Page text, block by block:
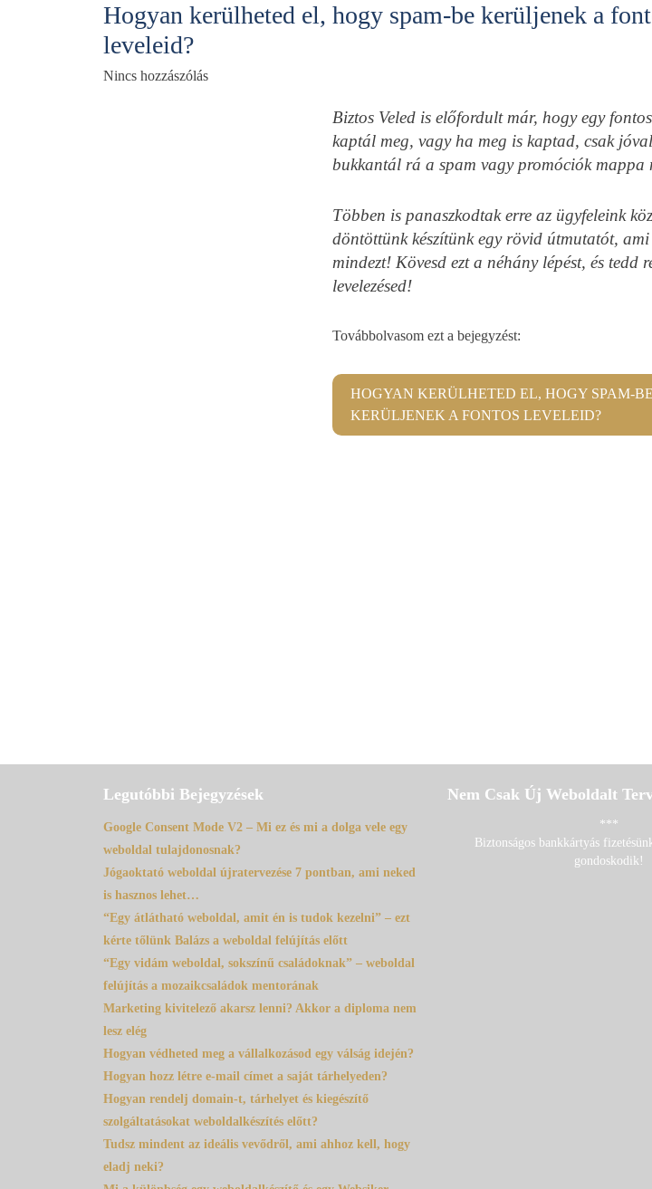
Hogyan kerülheted el, hogy spam-be kerüljenek a
leveleid?
Nincs hozzászólás
Biztos Veled is előfordult már, hogy egy
kaptál meg, vagy ha meg is kaptad, csak
bukkantál rá a spam vagy promóciók mappa
Többen is panaszkodtak erre az ügyfeleink
döntöttünk készítünk egy rövid útmutatót,
mindezt! Kövesd ezt a néhány lépést, és tedd
levelezésed!
Továbbolvasom ezt a bejegyzést:
HOGYAN KERÜLHETED EL, HOGY SPAM-BE
KERÜLJENEK A FONTOS LEVELEID?
Legutóbbi Bejegyzések
Google Consent Mode V2 – Mi ez és mi a dolga vele egy
weboldal tulajdonosnak?
Jógaoktató weboldal újratervezése 7 pontban, ami neked
is hasznos lehet…
“Egy átlátható weboldal, amit én is tudok kezelni” – ezt
kérte tőlünk Balázs a weboldal felújítás előtt
“Egy vidám weboldal, sokszínű családoknak” – weboldal
felújítás a mozaikcsaládok mentorának
Marketing kivitelező akarsz lenni? Akkor a diploma nem
lesz elég
Hogyan védheted meg a vállalkozásod egy válság idején?
Hogyan hozz létre e-mail címet a saját tárhelyeden?
Hogyan rendelj domain-t, tárhelyet és kiegészítő
szolgáltatásokat weboldalkészítés előtt?
Tudsz mindent az ideális vevődről, ami ahhoz kell, hogy
eladj neki?
Nem Csak Új Weboldalt
***
Biztonságos bankkártyás
gondoskodik!